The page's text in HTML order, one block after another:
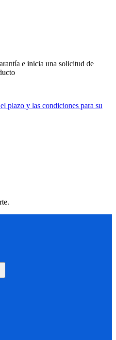
e inicia una solicitud de
plazo y las condiciones para su